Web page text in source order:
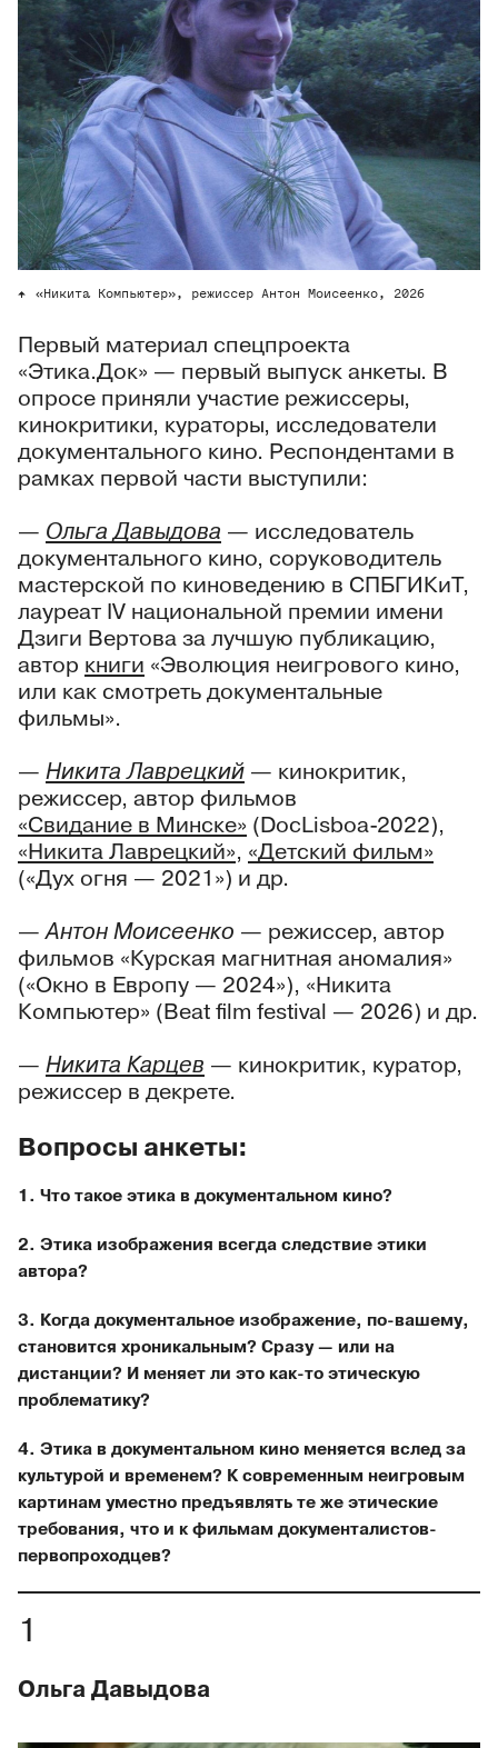
«Никита Компьютер», режиссер Антон Моисеенко, 2026
Первый материал спецпроекта
«Этика.Док» — первый выпуск анкеты. В
опросе приняли участие режиссеры,
кинокритики, кураторы, исследователи
документального кино. Респондентами в
рамках первой части выступили:
— Ольга Давыдова — исследователь
документального кино, соруководитель
мастерской по киноведению в СПБГИКиТ,
лауреат IV национальной премии имени
Дзиги Вертова за лучшую публикацию,
автор книги «Эволюция неигрового кино,
или как смотреть документальные
фильмы».
— Никита Лаврецкий — кинокритик,
режиссер, автор фильмов
«Свидание в Минске» (DocLisboa-2022),
«Никита Лаврецкий», «Детский фильм»
(«Дух огня — 2021») и др.
—Антон Моисеенко — режиссер, автор
фильмов «Курская магнитная аномалия»
(«Окно в Европу — 2024»), «Никита
Компьютер» (Beat film festival — 2026) и др.
— Никита Карцев — кинокритик, куратор,
режиссер в декрете.
Вопросы анкеты:
1. Что такое этика в документальном кино?
2. Этика изображения всегда следствие этики
автора?
3. Когда документальное изображение, по-вашему,
становится хроникальным? Сразу — или на
дистанции? И меняет ли это как-то этическую
проблематику?
4. Этика в документальном кино меняется вслед за
культурой и временем? К современным неигровым
картинам уместно предъявлять те же этические
требования, что и к фильмам документалистов-
первопроходцев?
Ольга Давыдова